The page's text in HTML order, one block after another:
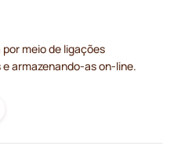
meio de ligações
armazenando-as on-line.